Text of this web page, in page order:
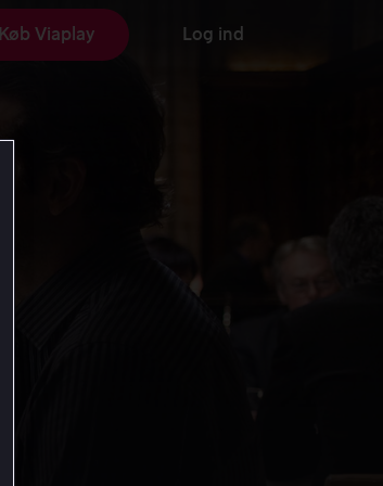
Køb Viaplay Log ind